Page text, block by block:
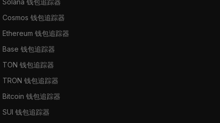
Cosmos 钱包追踪器
Ethereum 钱包追踪器
Base 钱包追踪器
TON 钱包追踪器
TRON 钱包追踪器
Bitcoin 钱包追踪器
SUI 钱包追踪器